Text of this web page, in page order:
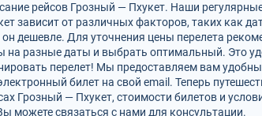
рейсов Грозный — Пхукет. Наши
зависит от различных факторов, таких как
дешевле. Для уточнения цены перелета
разные даты и выбрать оптимальный. Это
перелет! Мы предоставляем вам
билет на свой email. Теперь
Грозный — Пхукет, стоимости билетов и
можете связаться с нами для консультации.